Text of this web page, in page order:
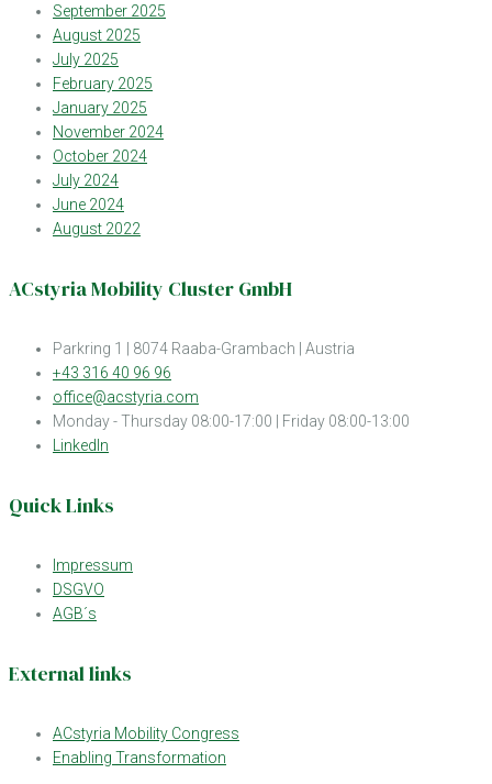
September 2025
August 2025
July 2025
February 2025
January 2025
November 2024
October 2024
July 2024
June 2024
August 2022
ACstyria Mobility Cluster GmbH
Parkring 1 | 8074 Raaba-Grambach | Austria
+43 316 40 96 96
office@acstyria.com
Monday - Thursday 08:00-17:00 | Friday 08:00-13:00
LinkedIn
Quick Links
Impressum
DSGVO
AGB´s
External links
ACstyria Mobility Congress
Enabling Transformation